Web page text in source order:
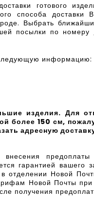
готового
способа доставки
Выбрать
посылки по
информацию:
изделия. Для
более 150 см,
адресную
гарантией вашего
отделении Новой
Новой Почты при
получения